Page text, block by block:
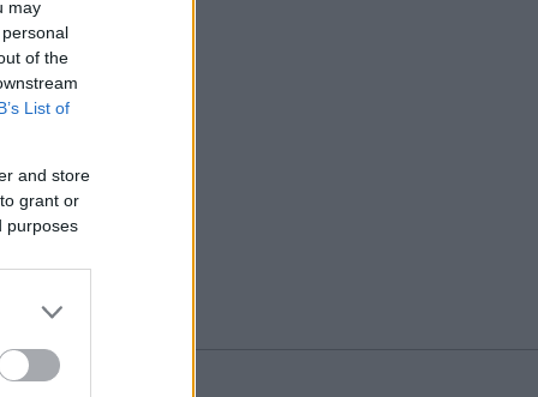
may
of the
List of
and store
grant or
purposes